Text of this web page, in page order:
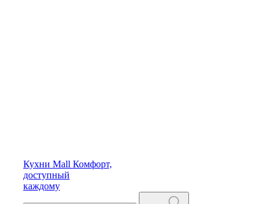
Кухни Mall Комфорт,
доступный
каждому